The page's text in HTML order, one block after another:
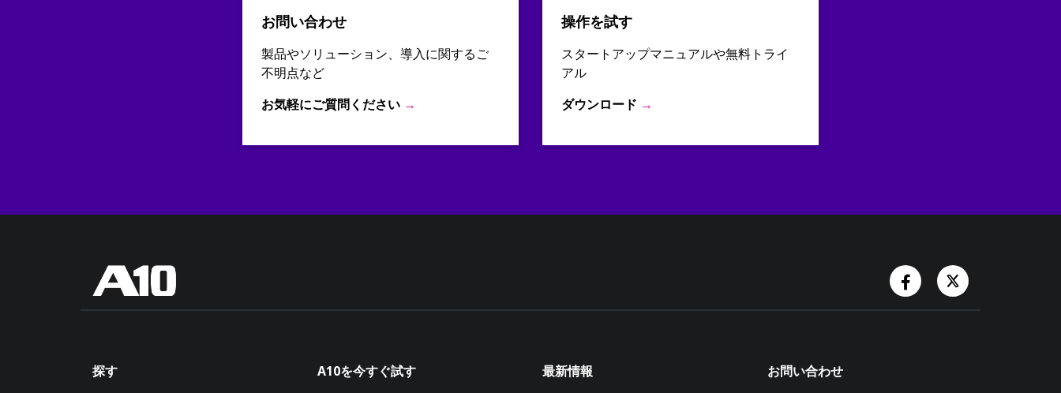
お問い合わせ
製品やソリューション、導入に関するご
不明点など
お気軽にご質問ください →
操作を試す
スタートアップマニュアルや無料トライ
アル
ダウンロード →
Facebook Account
Twitter Account
探す A10を今すぐ試す 最新情報 お問い合わせ